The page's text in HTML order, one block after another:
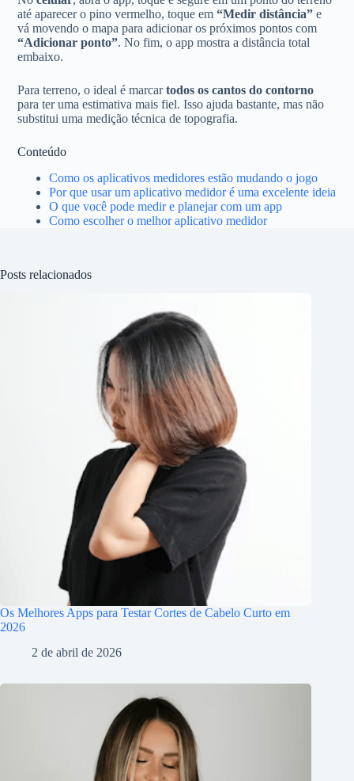
até aparecer o pino vermelho, toque em“Medir distância” e
vá movendo o mapa para adicionar os próximos pontos com
“Adicionar ponto”. No fim, o app mostra a distância total
embaixo.
Para terreno, o ideal é marcartodos os cantos do contorno
para ter uma estimativa mais fiel. Isso ajuda bastante, mas não
substitui uma medição técnica de topografia.
Conteúdo
Como os aplicativos medidores estão mudando o jogo
Por que usar um aplicativo medidor é uma excelente ideia
O que você pode medir e planejar com um app
Como escolher o melhor aplicativo medidor
Posts relacionados
Os Melhores Apps para Testar Cortes de Cabelo Curto em
2026
2 de abril de 2026